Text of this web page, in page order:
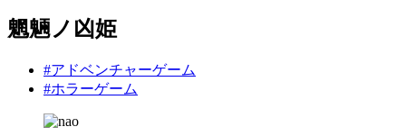
魍魎ノ凶姫
#アドベンチャーゲーム
#ホラーゲーム